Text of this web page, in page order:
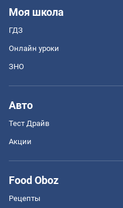
Моя школа
ГДЗ
Онлайн уроки
ЗНО
Авто
Тест Драйв
Акции
Food Oboz
Рецепты